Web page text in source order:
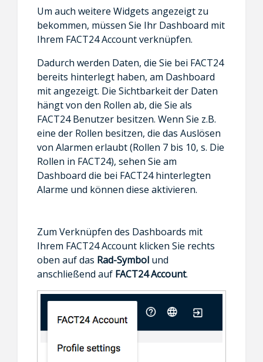
Um auch weitere Widgets angezeigt zu
bekommen, müssen Sie Ihr Dashboard mit
Ihrem FACT24 Account verknüpfen.
Dadurch werden Daten, die Sie bei FACT24
bereits hinterlegt haben, am Dashboard
mit angezeigt. Die Sichtbarkeit der Daten
hängt von den Rollen ab, die Sie als
FACT24 Benutzer besitzen. Wenn Sie z.B.
eine der Rollen besitzen, die das Auslösen
von Alarmen erlaubt (Rollen 7 bis 10, s. Die
Rollen in FACT24), sehen Sie am
Dashboard die bei FACT24 hinterlegten
Alarme und können diese aktivieren.
Zum Verknüpfen des Dashboards mit
Ihrem FACT24 Account klicken Sie rechts
oben auf das Rad-Symbolund
anschließend auf FACT24 Account.